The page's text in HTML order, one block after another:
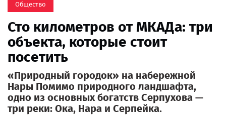
Общество
Сто километров от МКАДа: три
объекта, которые стоит
посетить
«Природный городок» на набережной
Нары Помимо природного ландшафта,
одно из основных богатств Серпухова —
три реки: Ока, Нара и Серпейка.